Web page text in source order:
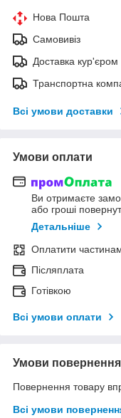
Нова Пошта
Самовивіз
Доставка кур'єром
Транспортна
Всі умови доставки
Умови оплати
Ви отримаєте
або гроші
Детальніше
Оплатити
Післяплата
Готівкою
Всі умови оплати
Умови повернення
Повернення товару
Всі умови